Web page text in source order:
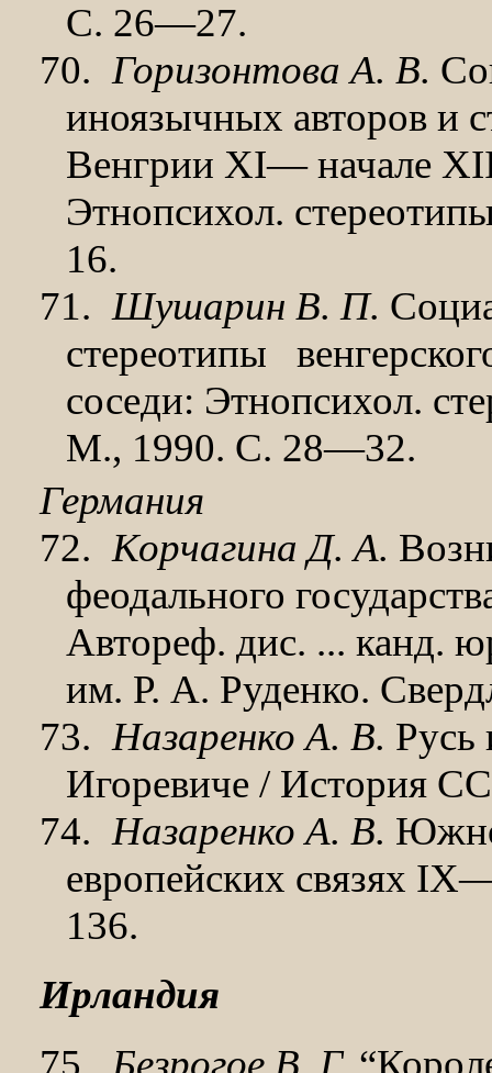
С. 26—27.
70. Горизонтова А. В.
иноязычных авторов и
Венгрии XI— начале
Этнопсихол.
16.
71. Шушарин В. П.
стереотипы
соседи: Этнопсихол.
М., 1990. С. 28—32.
Германия
72. Корчагина Д. А.
феодального
Автореф. дис. ... канд.
им. Р. А. Руденко.
73. Назаренко А. В. Русь
Игоревиче / История
74. Назаренко А. В.
европейских связях
136.
Ирландия
75.
Безрогое В. Г.